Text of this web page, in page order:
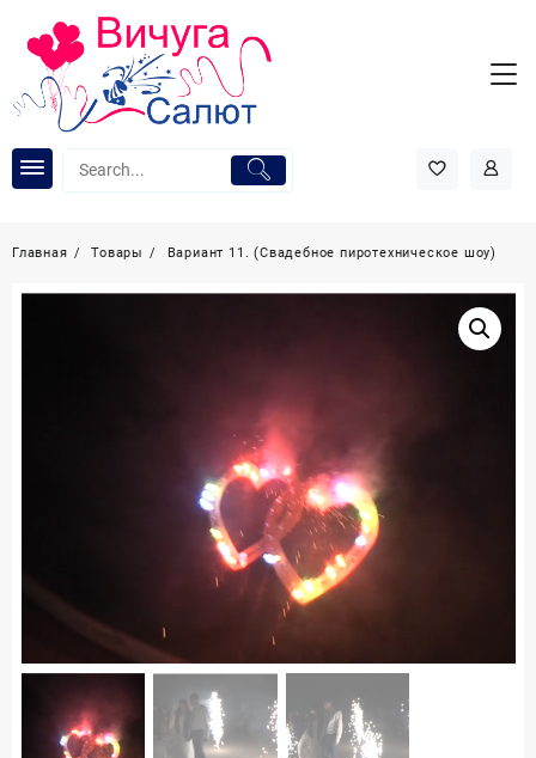
содержимому
Главная Товары Вариант 11. (Свадебное пиротехническое шоу)